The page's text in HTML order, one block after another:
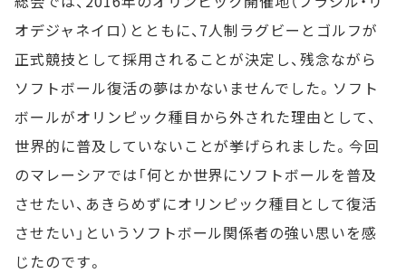
オデジャネイロ）とともに、7人制ラグビーとゴルフが
正式競技として採用されることが決定し、残念ながら
ソフトボール復活の夢はかないませんでした。ソフト
ボールがオリンピック種目から外された理由として、
世界的に普及していないことが挙げられました。今回
のマレーシアでは「何とか世界にソフトボールを普及
させたい、あきらめずにオリンピック種目として復活
させたい」というソフトボール関係者の強い思いを感
じたのです。